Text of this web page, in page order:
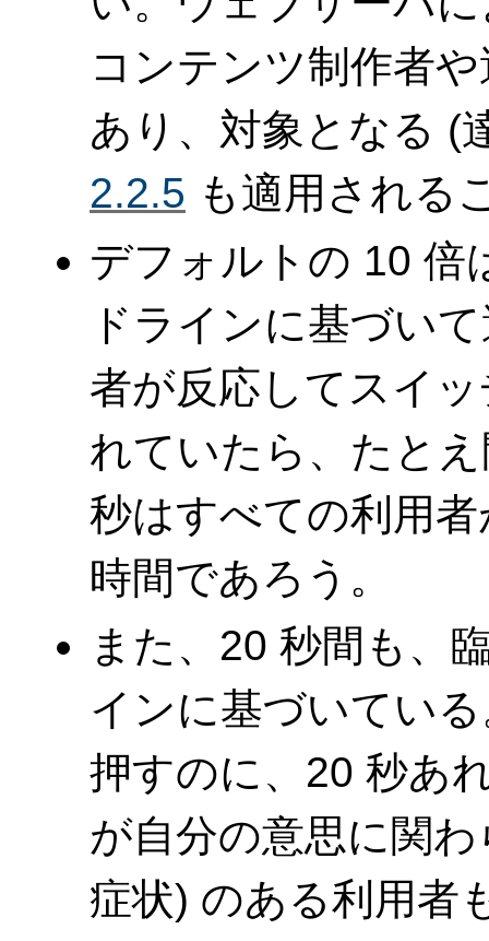
コンテンツ制作者
あり、対象となる (
2.2.5 も適用される
デフォルトの 10 倍
ドラインに基づい
者が反応してスイ
れていたら、たと
秒はすべての利用
時間であろう。
また、20 秒間も、
インに基づいてい
押すのに、20 秒あ
が自分の意思に関
症状) のある利用者